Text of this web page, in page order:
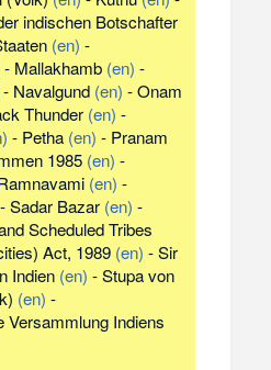
indischen Botschafter
(en) -
- Mallakhamb (en) -
- Navalgund (en) -Onam
Thunder (en) -
- Petha (en) - Pranam
1985 (en) -
(en) -
-Sadar Bazar (en) -
Scheduled Tribes
Act, 1989 (en) -Sir
Indien (en) -Stupa von
(en) -
Versammlung Indiens